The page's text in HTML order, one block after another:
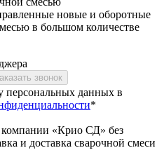
новые и оборотные
в большом количестве
звонок
персональных данных в
*
компании «Крио СД» без
и доставка сварочной смеси